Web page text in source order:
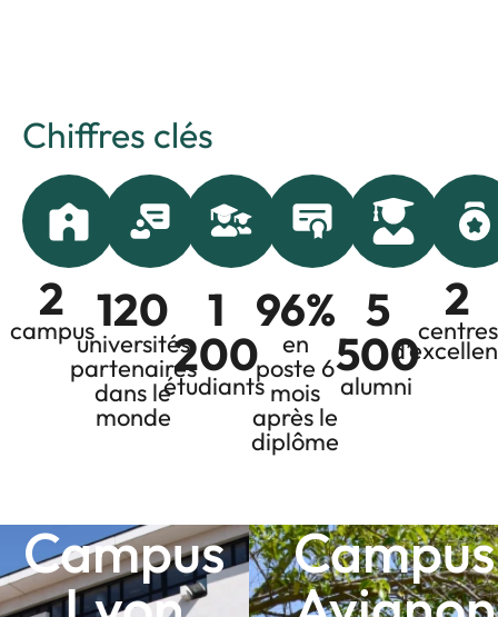
Chiffres clés
campus
2
universités
partenaires
dans le
monde
120
étudiants
1
200
en
poste 6
mois
après le
diplôme
96%
alumni
5
500centres
2
Campus Campus